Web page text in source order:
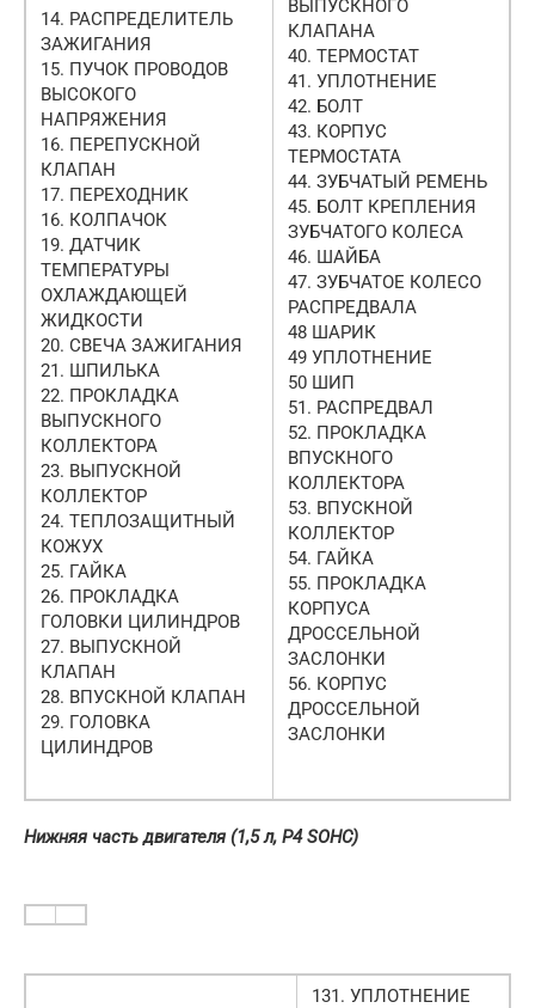
14. РАСПРЕДЕЛИТЕЛЬ
ЗАЖИГАНИЯ
15. ПУЧОК ПРОВОДОВ
ВЫСОКОГО
НАПРЯЖЕНИЯ
16. ПЕРЕПУСКНОЙ
КЛАПАН
17. ПЕРЕХОДНИК
16. КОЛПАЧОК
19. ДАТЧИК
ТЕМПЕРАТУРЫ
ОХЛАЖДАЮЩЕЙ
ЖИДКОСТИ
20. СВЕЧА ЗАЖИГАНИЯ
21. ШПИЛЬКА
22. ПРОКЛАДКА
ВЫПУСКНОГО
КОЛЛЕКТОРА
23. ВЫПУСКНОЙ
КОЛЛЕКТОР
24. ТЕПЛОЗАЩИТНЫЙ
КОЖУХ
25. ГАЙКА
26. ПРОКЛАДКА
ГОЛОВКИ ЦИЛИНДРОВ
27. ВЫПУСКНОЙ
КЛАПАН
28. ВПУСКНОЙ КЛАПАН
29. ГОЛОВКА
ЦИЛИНДРОВ
ВЫПУСКНОГО
КЛАПАНА
40. ТЕРМОСТАТ
41. УПЛОТНЕНИЕ
42. БОЛТ
43. КОРПУС
ТЕРМОСТАТА
44. ЗУБЧАТЫЙ РЕМЕНЬ
45. БОЛТ КРЕПЛЕНИЯ
ЗУБЧАТОГО КОЛЕСА
46. ШАЙБА
47. ЗУБЧАТОЕ КОЛЕСО
РАСПРЕДВАЛА
48 ШАРИК
49 УПЛОТНЕНИЕ
50 ШИП
51. РАСПРЕДВАЛ
52. ПРОКЛАДКА
ВПУСКНОГО
КОЛЛЕКТОРА
53. ВПУСКНОЙ
КОЛЛЕКТОР
54. ГАЙКА
55. ПРОКЛАДКА
КОРПУСА
ДРОССЕЛЬНОЙ
ЗАСЛОНКИ
56. КОРПУС
ДРОССЕЛЬНОЙ
ЗАСЛОНКИ
Нижняя часть двигателя (1,5 л, Р4 SOHC)
131. УПЛОТНЕНИЕ